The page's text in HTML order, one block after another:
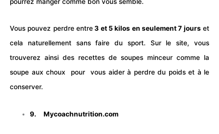
Vous pouvez perdre entre3 et 5 kilos en seulement 7 jourset
cela naturellement sans faire du sport. Sur le site, vous
trouverez ainsi des recettes de soupes minceur comme la
soupe aux choux pour vous aider à perdre du poids et à le
conserver.
9. Mycoachnutrition.com